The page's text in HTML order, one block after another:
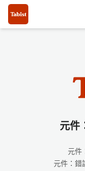
元件
元件
元件：錯